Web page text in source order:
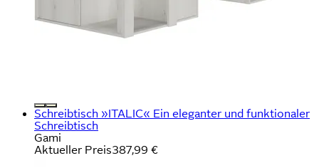
Schreibtisch »ITALIC« Ein eleganter und funktionaler
Schreibtisch
Gami
Aktueller Preis387,99 €